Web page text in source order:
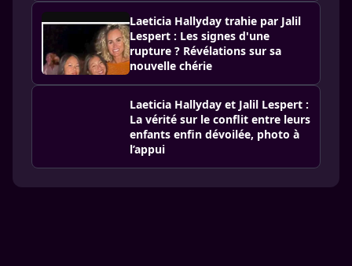
Laeticia Hallyday trahie par Jalil
Lespert : Les signes d'une
rupture ? Révélations sur sa
nouvelle chérie
Laeticia Hallyday et Jalil Lespert :
La vérité sur le conflit entre leurs
enfants enfin dévoilée, photo à
l’appui